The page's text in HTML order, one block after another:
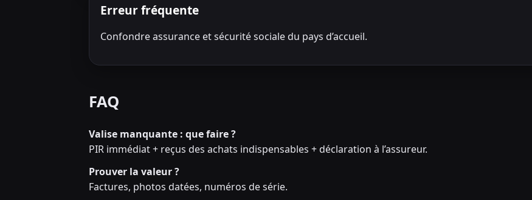
Erreur fréquente
Confondre assurance et sécurité sociale du pays d’accueil.
FAQ
Valise manquante : que faire ?
PIR immédiat + reçus des achats indispensables + déclaration à l’assureur.
Prouver la valeur ?
Factures, photos datées, numéros de série.